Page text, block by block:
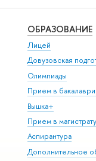
ОБРАЗОВАНИЕ
Лицей
Довузовская
Олимпиады
Прием в
Вышка+
Прием в
Аспирантура
Дополнительное